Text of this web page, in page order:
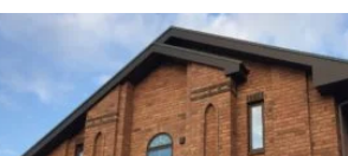
近代ホームの家づくりサポート
家づくりの流れ